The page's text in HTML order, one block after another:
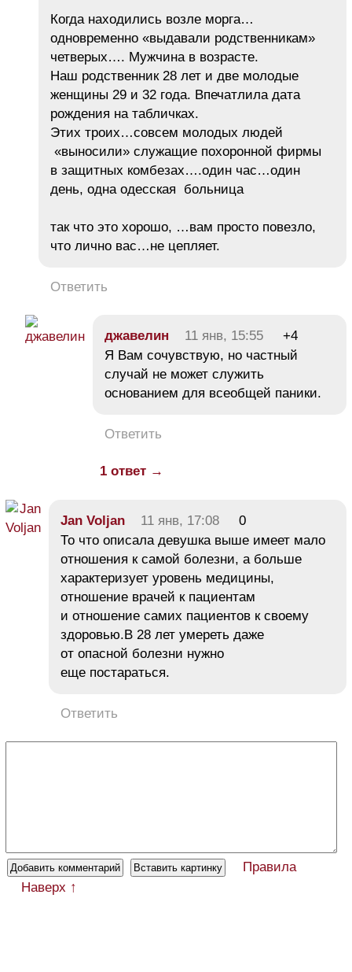
Когда находились возле морга…
одновременно «выдавали родственникам»
четверых…. Мужчина в возрасте.
Наш родственник 28 лет и две молодые
женщины 29 и 32 года. Впечатлила дата
рождения на табличках.
Этих троих…совсем молодых людей
«выносили» служащие похоронной фирмы
в защитных комбезах….один час…один
день, одна одесская больница
так что это хорошо, …вам просто повезло,
что лично вас…не цепляет.
Ответить
джавелин 11 янв, 15:55
+4
Я Вам сочувствую, но частный
случай не может служить
основанием для всеобщей паники.
Ответить
1 ответ →
Jan Voljan 11 янв, 17:08
0
То что описала девушка выше имеет мало
отношения к самой болезни, а больше
характеризует уровень медицины,
отношение врачей к пациентам
и отношение самих пациентов к своему
здоровью.В 28 лет умереть даже
от опасной болезни нужно
еще постараться.
Ответить
Правила
Наверх ↑